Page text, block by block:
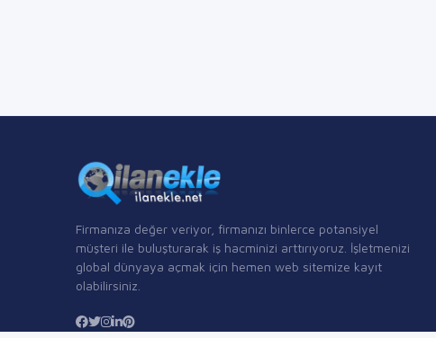
Firmanıza değer veriyor, firmanızı binlerce potansiyel
müşteri ile buluşturarak iş hacminizi arttırıyoruz. İşletmenizi
global dünyaya açmak için hemen web sitemize kayıt
olabilirsiniz.